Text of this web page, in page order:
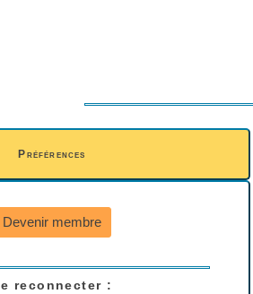
Préférences
Devenir membre
reconnecter :